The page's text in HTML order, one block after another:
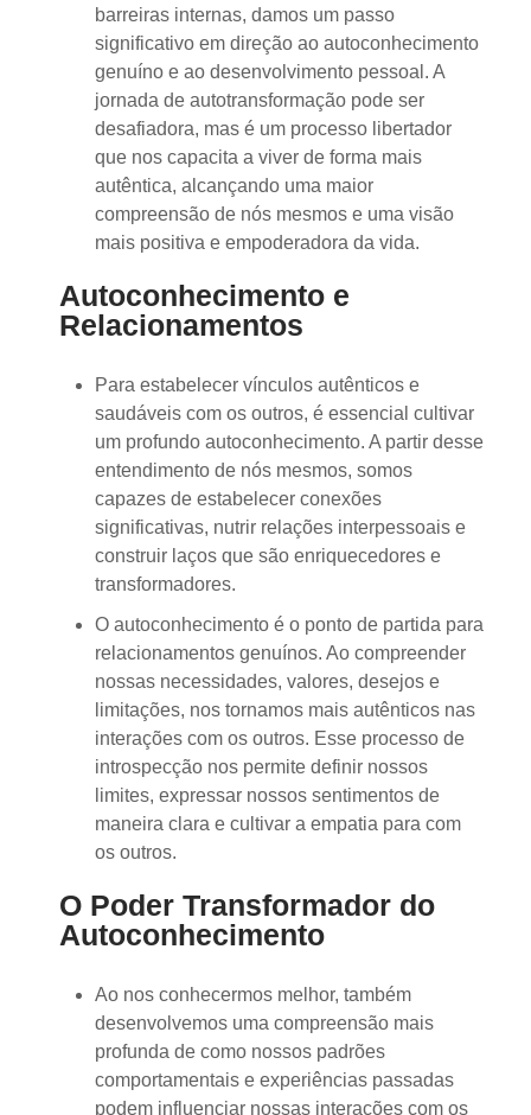
barreiras internas, damos um passo
significativo em direção ao autoconhecimento
genuíno e ao desenvolvimento pessoal. A
jornada de autotransformação pode ser
desafiadora, mas é um processo libertador
que nos capacita a viver de forma mais
autêntica, alcançando uma maior
compreensão de nós mesmos e uma visão
mais positiva e empoderadora da vida.
Autoconhecimento e
Relacionamentos
Para estabelecer vínculos autênticos e
saudáveis com os outros, é essencial cultivar
um profundo autoconhecimento. A partir desse
entendimento de nós mesmos, somos
capazes de estabelecer conexões
significativas, nutrir relações interpessoais e
construir laços que são enriquecedores e
transformadores.
O autoconhecimento é o ponto de partida para
relacionamentos genuínos. Ao compreender
nossas necessidades, valores, desejos e
limitações, nos tornamos mais autênticos nas
interações com os outros. Esse processo de
introspecção nos permite definir nossos
limites, expressar nossos sentimentos de
maneira clara e cultivar a empatia para com
os outros.
O Poder Transformador do
Autoconhecimento
Ao nos conhecermos melhor, também
desenvolvemos uma compreensão mais
profunda de como nossos padrões
comportamentais e experiências passadas
podem influenciar nossas interações com os